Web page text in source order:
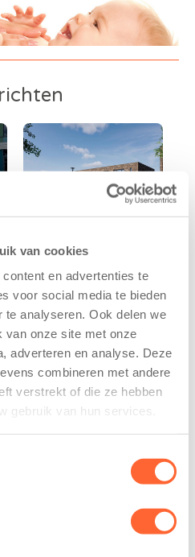
van cookies
en advertenties te
voor social media te bieden
analyseren. Ook delen we
van onze site met onze
adverteren en analyse. Deze
combineren met andere
verstrekt of die ze hebben
gebruik van hun services.
Kids First
tekent
koopcontract
voor nieuw
kindcentrum in
wijk Wiarda in
Leeuwarden
belangrijke stap